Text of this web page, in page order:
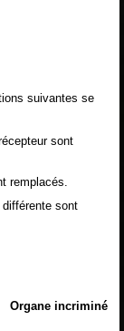
suivantes se
sont
remplacés.
sont
Organe incriminé